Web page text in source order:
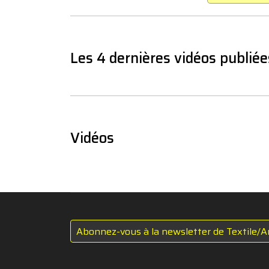
Les 4 dernières vidéos
Vidéos
Abonnez-vous à la newsletter de Textile/